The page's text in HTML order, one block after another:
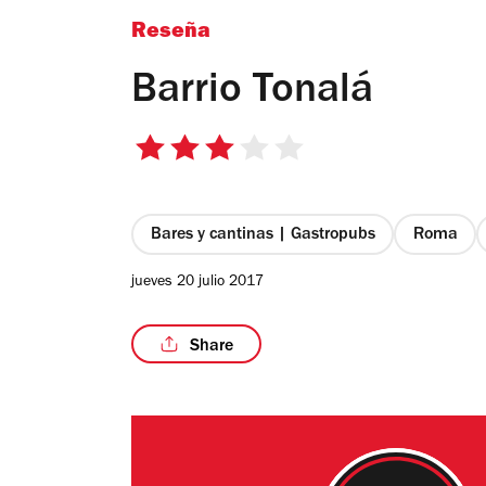
Reseña
Barrio Tonalá
3
estrellas
Bares y cantinas | Gastropubs Roma
jueves 20 julio 2017
Share